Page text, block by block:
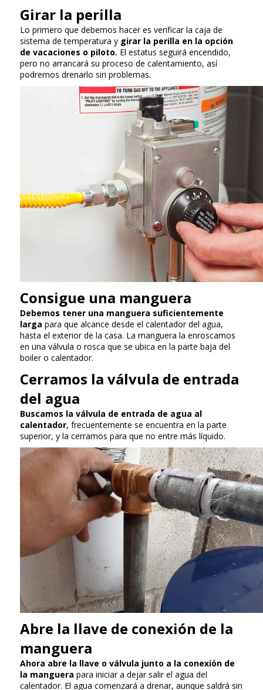
Girar la perilla
Lo primero que debemos hacer es verificar la caja de
sistema de temperatura y girar la perilla en la opción
de vacaciones o piloto. El estatus seguirá encendido,
pero no arrancará su proceso de calentamiento, así
podremos drenarlo sin problemas.
Consigue una manguera
Debemos tener una manguera suficientemente
larga para que alcance desde el calentador del agua,
hasta el exterior de la casa. La manguera la enroscamos
en una válvula o rosca que se ubica en la parte baja del
boiler o calentador.
Cerramos la válvula de entrada
del agua
Buscamos la válvula de entrada de agua al
calentador, frecuentemente se encuentra en la parte
superior, y la cerramos para que no entre más líquido.
Abre la llave de conexión de la
manguera
Ahora abre la llave o válvula junto a la conexión de
la manguera para iniciar a dejar salir el agua del
calentador. El agua comenzará a drenar, aunque saldrá sin